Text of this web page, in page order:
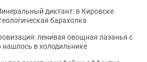
диктант: в Кировске
барахолка
ленивая овощная лазанья с
нашлось в холодильнике